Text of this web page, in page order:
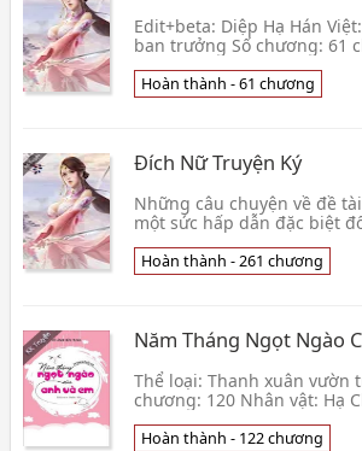
Edit+beta: Diệp Hạ Hán
ban trưởng Số chương: 61
2PN) Tình trạng edit: hoàn
13/02/2021)👦 Cố Chi Quân
Hoàn thành - 61 chương
Đích Nữ Truyện Ký
Những câu chuyện về đề
một sức hấp dẫn đặc biệt
những âm mưu, tranh
Nữ Truyện 👦 Ai Lam
Hoàn thành - 261 chương
Năm Tháng Ngọt Ngào
Thể loại: Thanh xuân vườn
chương: 120 Nhân vật: Hạ
Edit & Beta: Ngân Nhi​ Giới
nổ👦 Vô Ảnh Hữu Tung
Hoàn thành - 122 chương